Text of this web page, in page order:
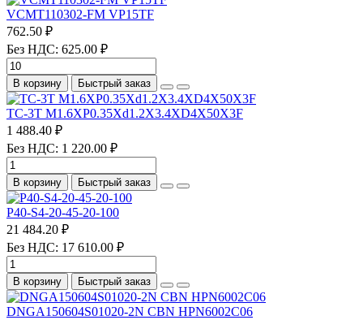
VCMT110302-FM VP15TF
762.50 ₽
Без НДС: 625.00 ₽
В корзину Быстрый заказ
TC-3T M1.6XP0.35Xd1.2X3.4XD4X50X3F
1 488.40 ₽
Без НДС: 1 220.00 ₽
В корзину Быстрый заказ
P40-S4-20-45-20-100
21 484.20 ₽
Без НДС: 17 610.00 ₽
В корзину Быстрый заказ
DNGA150604S01020-2N CBN HPN6002C06